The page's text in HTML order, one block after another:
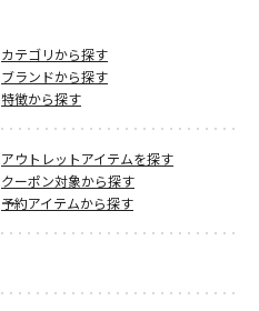
カテゴリから探す
ブランドから探す
特徴から探す
アウトレットアイテムを探す
クーポン対象から探す
予約アイテムから探す